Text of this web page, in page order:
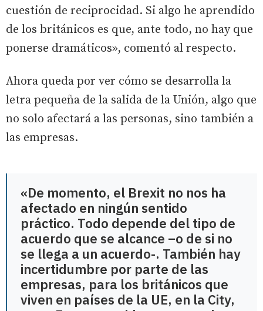
cuestión de reciprocidad. Si algo he aprendido
de los británicos es que, ante todo, no hay que
ponerse dramáticos», comentó al respecto.
Ahora queda por ver cómo se desarrolla la
letra pequeña de la salida de la Unión, algo que
no solo afectará a las personas, sino también a
las empresas.
«De momento, el Brexit no nos ha
afectado en ningún sentido
práctico. Todo depende del tipo de
acuerdo que se alcance –o de si no
se llega a un acuerdo-. También hay
incertidumbre por parte de las
empresas, para los británicos que
viven en países de la UE, en la City,